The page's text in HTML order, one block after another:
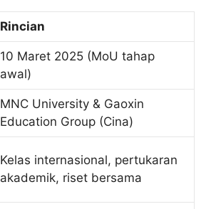
Rincian
10 Maret 2025 (MoU tahap
awal)
MNC University & Gaoxin
Education Group (Cina)
Kelas internasional, pertukaran
akademik, riset bersama